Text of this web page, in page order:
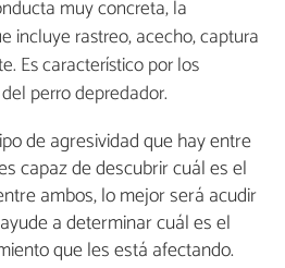
muy concreta, la
incluye rastreo, acecho, captura
Es característico por los
perro depredador.
de agresividad que hay entre
capaz de descubrir cuál es el
ambos, lo mejor será acudir
a determinar cuál es el
que les está afectando.